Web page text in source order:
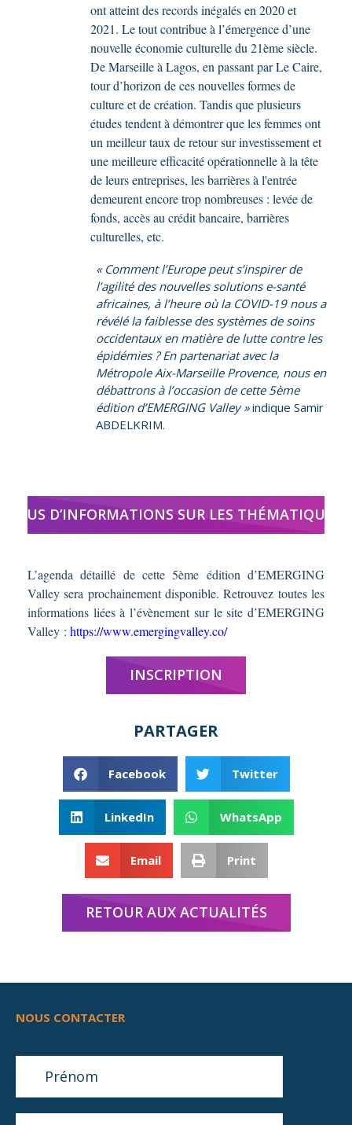
ont atteint des records inégalés en 2020 et
2021. Le tout contribue à l’émergence d’une
nouvelle économie culturelle du 21ème siècle.
De Marseille à Lagos, en passant par Le Caire,
tour d’horizon de ces nouvelles formes de
culture et de création. Tandis que plusieurs
études tendent à démontrer que les femmes ont
un meilleur taux de retour sur investissement et
une meilleure efficacité opérationnelle à la tête
de leurs entreprises, les barrières à l'entrée
demeurent encore trop nombreuses : levée de
fonds, accès au crédit bancaire, barrières
culturelles, etc.
« Comment l’Europe peut s’inspirer de
l’agilité des nouvelles solutions e-santé
africaines, à l’heure où la COVID-19 nous a
révélé la faiblesse des systèmes de soins
occidentaux en matière de lutte contre les
épidémies ? En partenariat avec la
Métropole Aix-Marseille Provence, nous en
débattrons à l’occasion de cette 5ème
édition d’EMERGING Valley »indique Samir
ABDELKRIM.
PLUS D’INFORMATIONS SUR LES THÉMATIQUES
L’agenda détaillé de cette 5ème édition d’EMERGING
Valley sera prochainement disponible. Retrouvez toutes les
informations liées à l’évènement sur le site d’EMERGING
Valley : https://www.emergingvalley.co/
INSCRIPTION
PARTAGER
Facebook Twitter
LinkedIn WhatsApp
Email Print
RETOUR AUX ACTUALITÉS
NOUS CONTACTER